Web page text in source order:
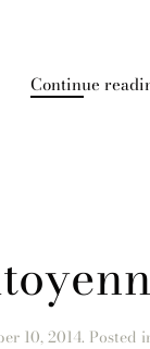
Continue
10, 2014. Posted